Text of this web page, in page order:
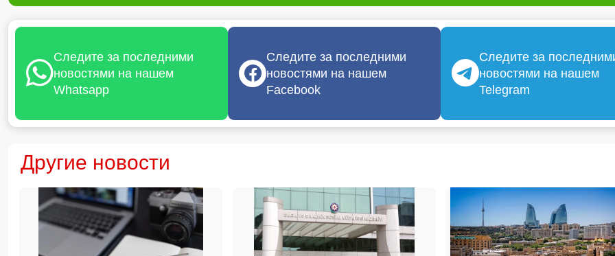
Следите за последними
новостями на нашем
Whatsapp
Следите за последними
новостями на нашем
Facebook
Следите за
новостями на нашем
Telegram
Другие новости